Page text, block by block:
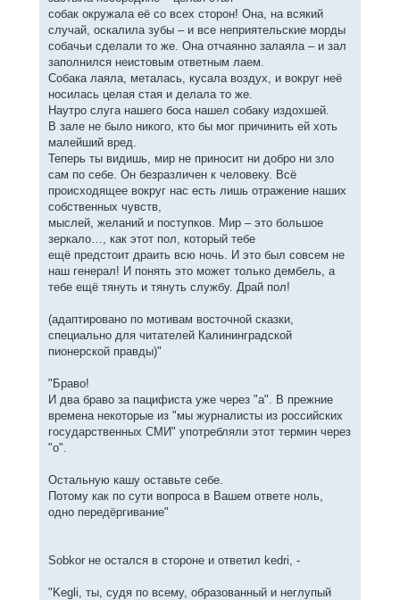
собак окружала её со всех сторон! Она, на всякий
случай, оскалила зубы – и все неприятельские морды
собачьи сделали то же. Она отчаянно залаяла – и зал
заполнился неистовым ответным лаем.
Собака лаяла, металась, кусала воздух, и вокруг неё
носилась целая стая и делала то же.
Наутро слуга нашего боса нашел собаку издохшей.
В зале не было никого, кто бы мог причинить ей хоть
малейший вред.
Теперь ты видишь, мир не приносит ни добро ни зло
сам по себе. Он безразличен к человеку. Всё
происходящее вокруг нас есть лишь отражение наших
собственных чувств,
мыслей, желаний и поступков. Мир – это большое
зеркало…, как этот пол, который тебе
ещё предстоит драить всю ночь. И это был совсем не
наш генерал! И понять это может только дембель, а
тебе ещё тянуть и тянуть службу. Драй пол!
(адаптировано по мотивам восточной сказки,
специально для читателей Калининградской
пионерской правды)"
"Браво!
И два браво за пацифиста уже через "а". В прежние
времена некоторые из "мы журналисты из российских
государственных СМИ" употребляли этот термин через
"о".
Остальную кашу оставьте себе.
Потому как по сути вопроса в Вашем ответе ноль,
одно передёргивание"
Sobkor не остался в стороне и ответил kedri, -
"Kegli, ты, судя по всему, образованный и неглупый